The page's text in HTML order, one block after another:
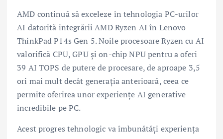
AMD continuă să exceleze în tehnologia PC-urilor
AI datorită integrării AMD Ryzen AI în Lenovo
ThinkPad P14s Gen 5. Noile procesoare Ryzen cu AI
valorifică CPU, GPU și on-chip NPU pentru a oferi
39 AI TOPS de putere de procesare, de aproape 3,5
ori mai mult decât generația anterioară, ceea ce
permite oferirea unor experiențe AI generative
incredibile pe PC.
Acest progres tehnologic va îmbunătăți experiența